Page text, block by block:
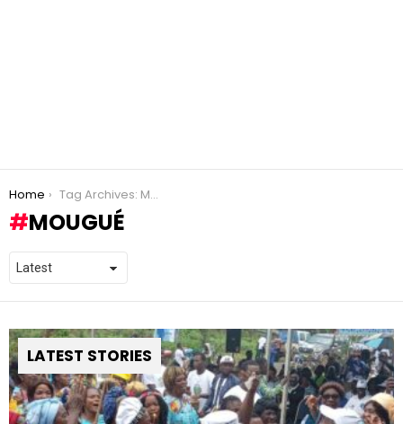
You are here:
Home Tag Archives: Mougué
MOUGUÉ
LATEST STORIES